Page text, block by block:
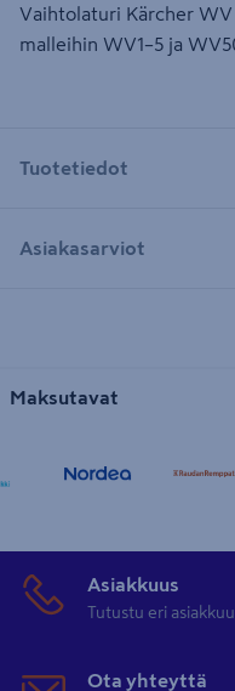
Vaihtolaturi Kärcher
malleihin WV1–5 ja
Tuotetiedot
Asiakasarviot
Maksutavat
Asiakkuus
Tutustu eri
Ota yhteyttä